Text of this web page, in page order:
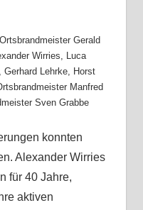
Gerald
Wirries, Luca
Lehrke, Horst
Manfred
Sven Grabbe
konnten
Alexander Wirries
für 40 Jahre,
aktiven